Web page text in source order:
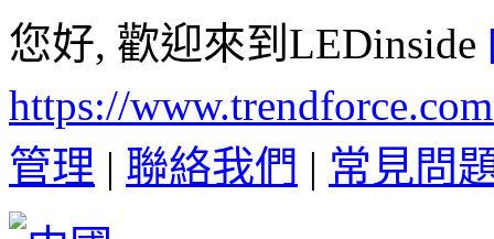
您好, 歡迎來到LEDinside
https://
管理 | 聯絡我們 | 常見問